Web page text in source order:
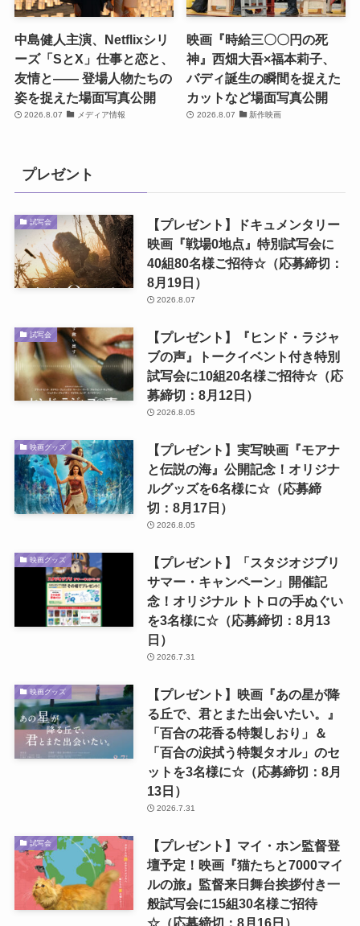
中島健人主演、Netflixシリ
ーズ「SとX」仕事と恋と、
友情と―― 登場人物たちの
姿を捉えた場面写真公開
2026.8.07 メディア情報
映画『時給三〇〇円の死
神』西畑大吾×福本莉子、
バディ誕生の瞬間を捉えた
カットなど場面写真公開
2026.8.07 新作映画
プレゼント
試写会
【プレゼント】ドキュメンタリー
映画『戦場0地点』特別試写会に
40組80名様ご招待☆（応募締切：
8月19日）
2026.8.07
試写会
【プレゼント】『ヒンド・ラジャ
ブの声』トークイベント付き特別
試写会に10組20名様ご招待☆（応
募締切：8月12日）
2026.8.05
映画グッズ
【プレゼント】実写映画『モアナ
と伝説の海』公開記念！オリジナ
ルグッズを6名様に☆（応募締
切：8月17日）
2026.8.05
映画グッズ
【プレゼント】「スタジオジブリ
サマー・キャンペーン」開催記
念！オリジナル トトロの手ぬぐい
を3名様に☆（応募締切：8月13
日）
2026.7.31
映画グッズ
【プレゼント】映画『あの星が降
る丘で、君とまた出会いたい。』
「百合の花香る特製しおり」＆
「百合の涙拭う特製タオル」のセ
ットを3名様に☆（応募締切：8月
13日）
2026.7.31
試写会
【プレゼント】マイ・ホン監督登
壇予定！映画『猫たちと7000マイ
ルの旅』監督来日舞台挨拶付き一
般試写会に15組30名様ご招待